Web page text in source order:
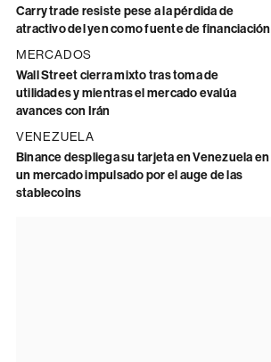
Carry trade resiste pese a la pérdida de
atractivo del yen como fuente de financiación
MERCADOS
Wall Street cierra mixto tras toma de
utilidades y mientras el mercado evalúa
avances con Irán
VENEZUELA
Binance despliega su tarjeta en Venezuela en
un mercado impulsado por el auge de las
stablecoins